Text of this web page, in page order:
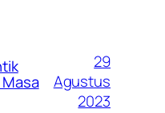
29
Agustus
2023